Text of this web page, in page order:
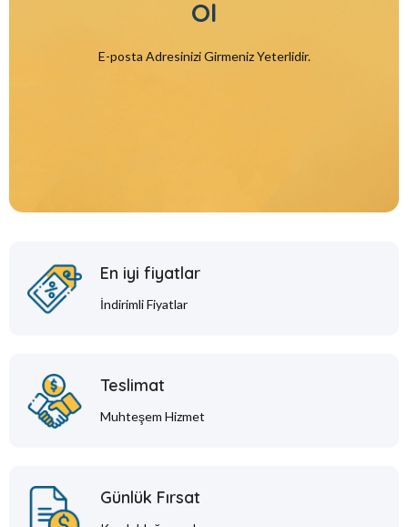
Ol
E-posta Adresinizi Girmeniz Yeterlidir.
En iyi fiyatlar
İndirimli Fiyatlar
Teslimat
Muhteşem Hizmet
Günlük Fırsat